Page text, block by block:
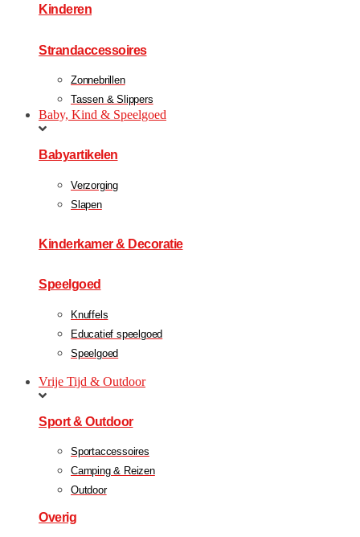
Kinderen
Strandaccessoires
Zonnebrillen
Tassen & Slippers
Baby, Kind & Speelgoed
Babyartikelen
Verzorging
Slapen
Kinderkamer & Decoratie
Speelgoed
Knuffels
Educatief speelgoed
Speelgoed
Vrije Tijd & Outdoor
Sport & Outdoor
Sportaccessoires
Camping & Reizen
Outdoor
Overig